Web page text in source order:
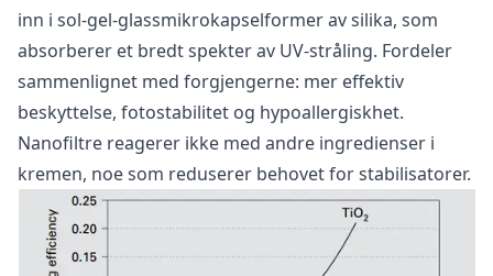
inn i sol-gel-glassmikrokapselformer av silika, som
absorberer et bredt spekter av UV-stråling. Fordeler
sammenlignet med forgjengerne: mer effektiv
beskyttelse, fotostabilitet og hypoallergiskhet.
Nanofiltre reagerer ikke med andre ingredienser i
kremen, noe som reduserer behovet for stabilisatorer.